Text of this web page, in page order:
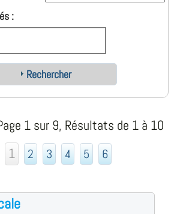
:
Rechercher
1 sur 9, Résultats de 1 à 10
1 2 3 4 5 6